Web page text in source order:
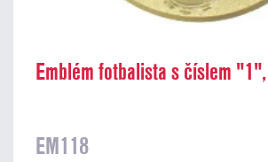
Emblém fotbalista s číslem
EM118